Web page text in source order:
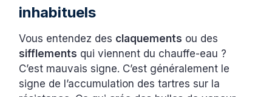
inhabituels
Vous entendez des claquements ou des
sifflements qui viennent du chauffe-eau ?
C’est mauvais signe. C’est généralement le
signe de l’accumulation des tartres sur la